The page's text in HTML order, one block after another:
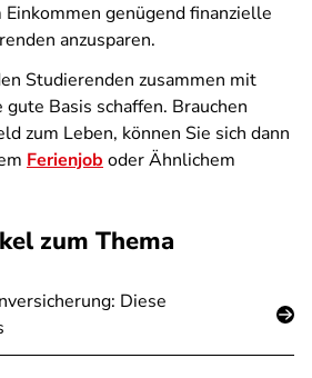
genügend finanzielle
anzusparen.
Studierenden zusammen mit
gute Basis schaffen. Brauchen
zum Leben, können Sie sich dann
Ferienjob oder Ähnlichem
zum Thema
Diese